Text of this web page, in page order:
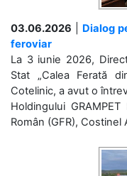
03.06.2026
Dialog
feroviar
La 3 iunie 2026,
Stat „Calea Ferată
Cotelinic, a avut o
Holdingului
Român (GFR), Costinel